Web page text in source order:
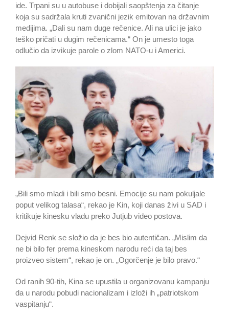
ide. Trpani su u autobuse i dobijali saopštenja za čitanje
koja su sadržala kruti zvanični jezik emitovan na državnim
medijima. „Dali su nam duge rečenice. Ali na ulici je jako
teško pričati u dugim rečenicama.“ On je umesto toga
odlučio da izvikuje parole o zlom NATO-u i Americi.
„Bili smo mladi i bili smo besni. Emocije su nam pokuljale
poput velikog talasa“, rekao je Kin, koji danas živi u SAD i
kritikuje kinesku vladu preko Jutjub video postova.
Dejvid Renk se složio da je bes bio autentičan. „Mislim da
ne bi bilo fer prema kineskom narodu reći da taj bes
proizveo sistem“, rekao je on. „Ogorčenje je bilo pravo.“
Od ranih 90-tih, Kina se upustila u organizovanu kampanju
da u narodu pobudi nacionalizam i izloži ih „patriotskom
vaspitanju“.